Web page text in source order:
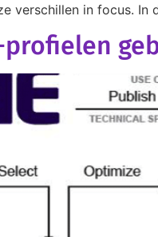
verschillen in focus.